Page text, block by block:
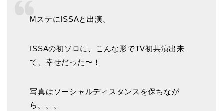
MステにISSAと出演。
ISSAの初ソロに、こんな形でTV初共演出来
て、幸せだった〜！
写真はソーシャルディスタンスを保ちなが
ら。。。